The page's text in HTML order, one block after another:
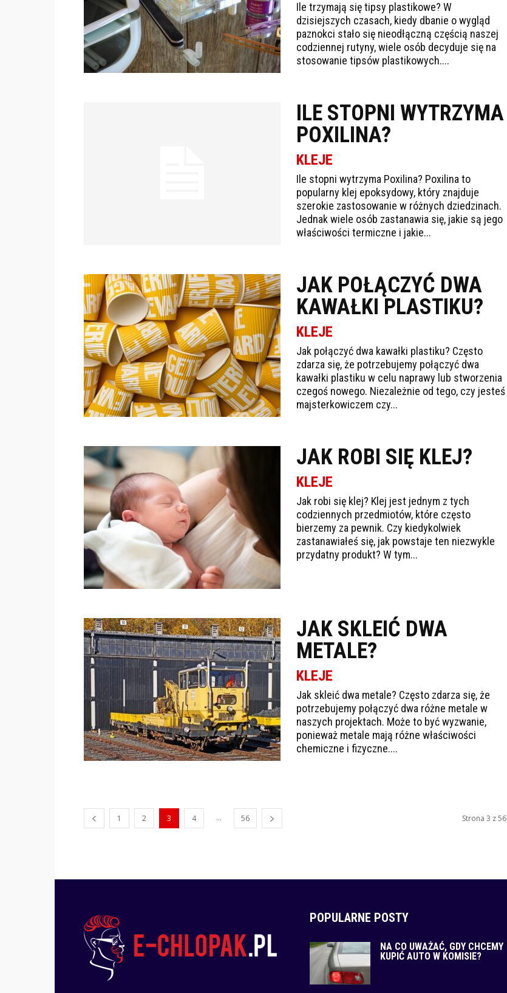
Ile trzymają się tipsy plastikowe? W
dzisiejszych czasach, kiedy dbanie o wygląd
paznokci stało się nieodłączną częścią naszej
codziennej rutyny, wiele osób decyduje się na
stosowanie tipsów plastikowych....
ILE STOPNI WYTRZYMA
POXILINA?
KLEJE
Ile stopni wytrzyma Poxilina? Poxilina to
popularny klej epoksydowy, który znajduje
szerokie zastosowanie w różnych dziedzinach.
Jednak wiele osób zastanawia się, jakie są jego
właściwości termiczne i jakie...
JAK POŁĄCZYĆ DWA
KAWAŁKI PLASTIKU?
KLEJE
Jak połączyć dwa kawałki plastiku? Często
zdarza się, że potrzebujemy połączyć dwa
kawałki plastiku w celu naprawy lub stworzenia
czegoś nowego. Niezależnie od tego, czy jesteś
majsterkowiczem czy...
JAK ROBI SIĘ KLEJ?
KLEJE
Jak robi się klej? Klej jest jednym z tych
codziennych przedmiotów, które często
bierzemy za pewnik. Czy kiedykolwiek
zastanawiałeś się, jak powstaje ten niezwykle
przydatny produkt? W tym...
JAK SKLEIĆ DWA
METALE?
KLEJE
Jak skleić dwa metale? Często zdarza się, że
potrzebujemy połączyć dwa różne metale w
naszych projektach. Może to być wyzwanie,
ponieważ metale mają różne właściwości
chemiczne i fizyczne....
1 2 3 4 ... 56 Strona 3 z 56
POPULARNE POSTY
NA CO UWAŻAĆ, GDY CHCEMY
KUPIĆ AUTO W KOMISIE?